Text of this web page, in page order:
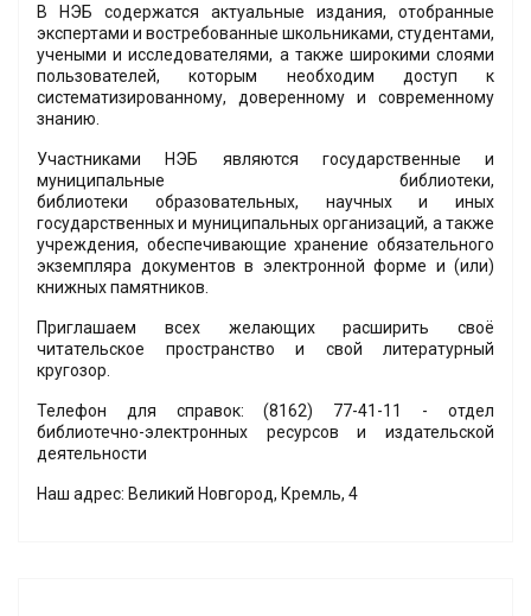
В НЭБ содержатся актуальные издания, отобранные
экспертами и востребованные школьниками, студентами,
учеными и исследователями, а также широкими слоями
пользователей, которым необходим доступ к
систематизированному, доверенному и современному
знанию.
Участниками НЭБ являются государственные и
муниципальные библиотеки,
библиотеки образовательных, научных и иных
государственных и муниципальных организаций, а также
учреждения, обеспечивающие хранение обязательного
экземпляра документов в электронной форме и (или)
книжных памятников.
Приглашаем всех желающих расширить своё
читательское пространство и свой литературный
кругозор.
Телефон для справок: (8162) 77-41-11 - отдел
библиотечно-электронных ресурсов и издательской
деятельности
Наш адрес: Великий Новгород, Кремль, 4